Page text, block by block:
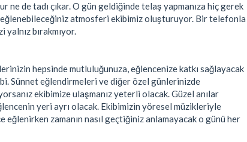
ne de tadı çıkar. O gün geldiğinde telaş yapmanıza hiç gerek
atmosferi ekibimiz oluşturuyor. Bir telefonla
bırakmıyor.
hepsinde mutluluğunuza, eğlencenize katkı sağlayacak
Sünnet eğlendirmeleri ve diğer özel günlerinizde
ekibimize ulaşmanız yeterli olacak. Güzel anılar
yeri ayrı olacak. Ekibimizin yöresel müzikleriyle
eğlenirken zamanın nasıl geçtiğiniz anlamayacak o günü her